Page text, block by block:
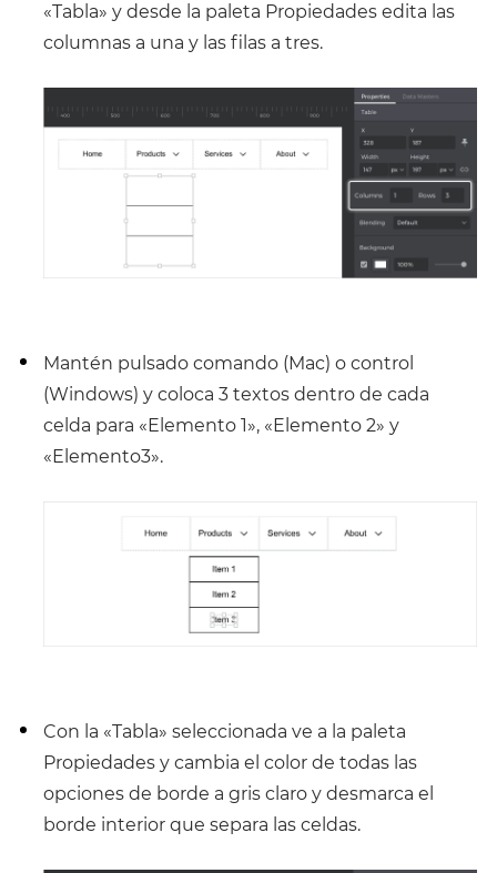
«Tabla» y desde la paleta Propiedades edita las
columnas a una y las filas a tres.
Mantén pulsado comando (Mac) o control
(Windows) y coloca 3 textos dentro de cada
celda para «Elemento 1», «Elemento 2» y
«Elemento3».
Con la «Tabla» seleccionada ve a la paleta
Propiedades y cambia el color de todas las
opciones de borde a gris claro y desmarca el
borde interior que separa las celdas.